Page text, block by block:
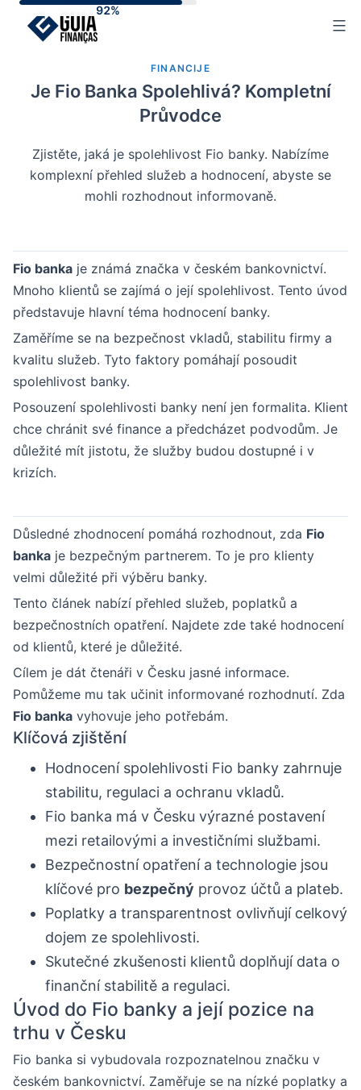
FINANCIJE
Je Fio Banka Spolehlivá? Kompletní
Průvodce
Zjistěte, jaká je spolehlivost Fio banky. Nabízíme
komplexní přehled služeb a hodnocení, abyste se
mohli rozhodnout informovaně.
Fio banka je známá značka v českém bankovnictví.
Mnoho klientů se zajímá o její spolehlivost. Tento úvod
představuje hlavní téma hodnocení banky.
Zaměříme se na bezpečnost vkladů, stabilitu firmy a
kvalitu služeb. Tyto faktory pomáhají posoudit
spolehlivost banky.
Posouzení spolehlivosti banky není jen formalita. Klient
chce chránit své finance a předcházet podvodům. Je
důležité mít jistotu, že služby budou dostupné i v
krizích.
Důsledné zhodnocení pomáhá rozhodnout, zda Fio
banka je bezpečným partnerem. To je pro klienty
velmi důležité při výběru banky.
Tento článek nabízí přehled služeb, poplatků a
bezpečnostních opatření. Najdete zde také hodnocení
od klientů, které je důležité.
Cílem je dát čtenáři v Česku jasné informace.
Pomůžeme mu tak učinit informované rozhodnutí. Zda
Fio banka vyhovuje jeho potřebám.
Klíčová zjištění
Hodnocení spolehlivosti Fio banky zahrnuje
stabilitu, regulaci a ochranu vkladů.
Fio banka má v Česku výrazné postavení
mezi retailovými a investičními službami.
Bezpečnostní opatření a technologie jsou
klíčové pro bezpečný provoz účtů a plateb.
Poplatky a transparentnost ovlivňují celkový
dojem ze spolehlivosti.
Skutečné zkušenosti klientů doplňují data o
finanční stabilitě a regulaci.
Úvod do Fio banky a její pozice na
trhu v Česku
Fio banka si vybudovala rozpoznatelnou značku v
českém bankovnictví. Zaměřuje se na nízké poplatky a